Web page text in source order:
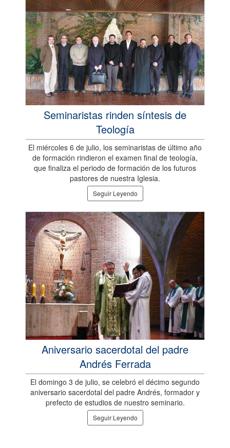
Seminaristas rinden síntesis de
Teología
El miércoles 6 de julio, los seminaristas de último año
de formación rindieron el examen final de teología,
que finaliza el periodo de formación de los futuros
pastores de nuestra Iglesia.
Seguir Leyendo
Aniversario sacerdotal del padre
Andrés Ferrada
El domingo 3 de julio, se celebró el décimo segundo
aniversario sacerdotal del padre Andrés, formador y
prefecto de estudios de nuestro seminario.
Seguir Leyendo